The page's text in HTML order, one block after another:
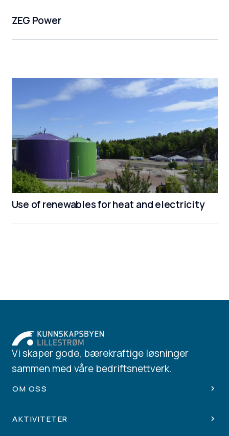
ZEG Power
Use of renewables for heat and electricity
Vi skaper gode, bærekraftige løsninger
sammen med våre bedriftsnettverk.
OM OSS
AKTIVITETER